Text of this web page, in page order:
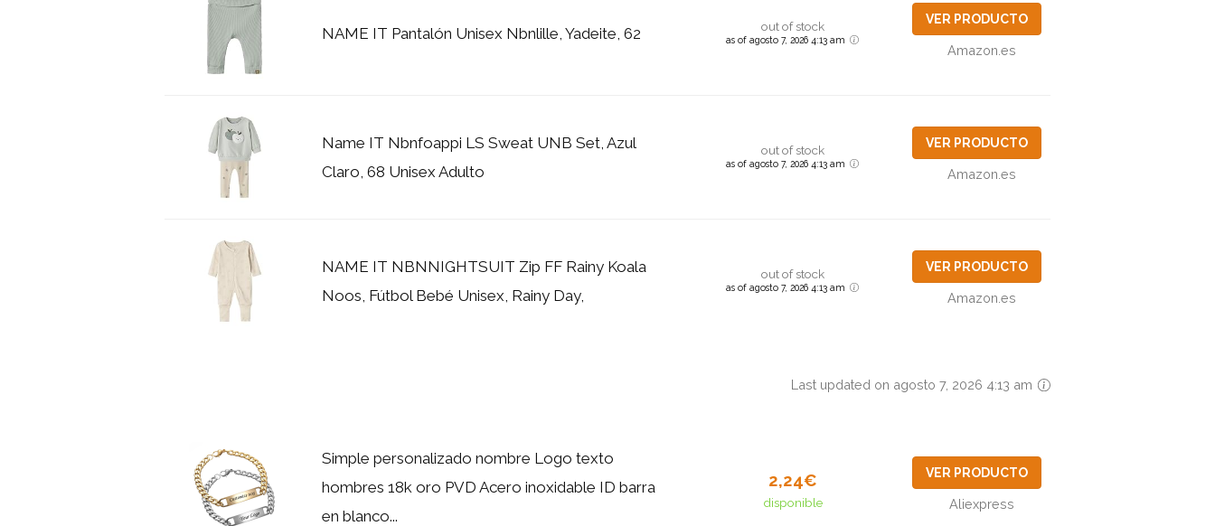
NAME IT Pantalón Unisex Nbnlille, Yadeite, 62 out of stock
as of agosto 7, 2026 4:13 am
VER PRODUCTO
Amazon.es
Name IT Nbnfoappi LS Sweat UNB Set, Azul
Claro, 68 Unisex Adulto
out of stock
as of agosto 7, 2026 4:13 am
VER PRODUCTO
Amazon.es
NAME IT NBNNIGHTSUIT Zip FF Rainy Koala
Noos, Fútbol Bebé Unisex, Rainy Day,
out of stock
as of agosto 7, 2026 4:13 am
VER PRODUCTO
Amazon.es
Last updated on agosto 7, 2026 4:13 am
Simple personalizado nombre Logo texto
hombres 18k oro PVD Acero inoxidable ID barra
en blanco...
2,24€
disponible
VER PRODUCTO
Aliexpress